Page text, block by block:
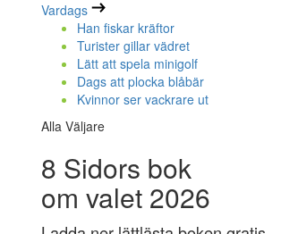
Vardags
Han fiskar kräftor
Turister gillar vädret
Lätt att spela minigolf
Dags att plocka blåbär
Kvinnor ser vackrare ut
Alla Väljare
8 Sidors bok
om valet 2026